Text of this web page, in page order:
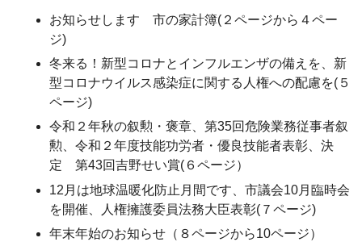
お知らせします 市の家計簿(２ページから４ペー
ジ)
冬来る！新型コロナとインフルエンザの備えを、新
型コロナウイルス感染症に関する人権への配慮を(５
ページ)
令和２年秋の叙勲・褒章、第35回危険業務従事者叙
勲、令和２年度技能功労者・優良技能者表彰、決
定 第43回吉野せい賞(６ページ）
12月は地球温暖化防止月間です、市議会10月臨時会
を開催、人権擁護委員法務大臣表彰(７ページ)
年末年始のお知らせ（８ページから10ページ）